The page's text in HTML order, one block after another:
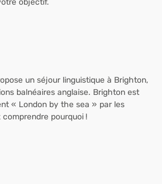
objectif.
un séjour linguistique à Brighton,
balnéaires anglaise. Brighton est
« London by the sea » par les
comprendre pourquoi !